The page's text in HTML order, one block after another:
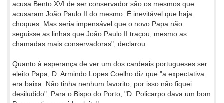
acusa Bento XVI de ser conservador são os mesmos que
acusaram João Paulo II do mesmo. É inevitável que haja
choques. Mas seria impensável que o novo Papa não
seguisse as linhas que João Paulo II traçou, mesmo as
chamadas mais conservadoras", declarou.
Quanto à esperança de ver um dos cardeais portugueses ser
eleito Papa, D. Armindo Lopes Coelho diz que "a expectativa
era baixa. Não tinha nenhum favorito, por isso não fiquei
desiludido". Para o Bispo do Porto, "D. Policarpo dava um bom